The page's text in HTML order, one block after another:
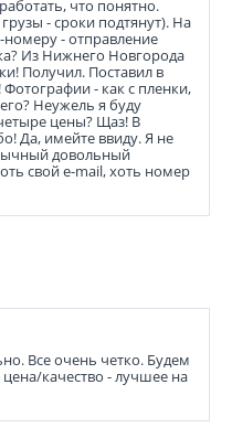
что понятно.
- сроки подтянут). На
- отправление
Из Нижнего Новгорода
Получил. Поставил в
- как с пленки,
Неужель я буду
цены? Щаз! В
Да, имейте ввиду. Я не
довольный
свой e-mail, хоть номер
Все очень четко. Будем
качество - лучшее на